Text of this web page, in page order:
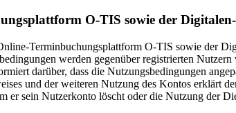
O-TIS sowie der
Terminbuchungsplattform O-TIS sowie der
werden gegenüber registrierten
darüber, dass die Nutzungsbedingungen
und der weiteren Nutzung des Kontos erklärt
er sein Nutzerkonto löscht oder die Nutzung der